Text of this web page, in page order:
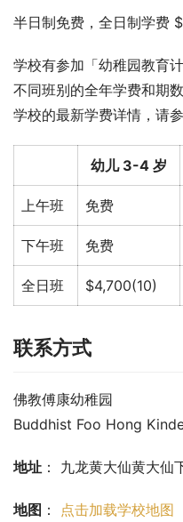
半日制免费，全日制学费
学校有参加「幼稚园教育
不同班别的全年学费和期
学校的最新学费详情，请
幼儿 3-4 岁
上午班 免费
下午班 免费
全日班 $4,700(10)
联系方式
佛教傅康幼稚园
Buddhist Foo Hong
地址 ： 九龙黄大仙黄大仙
地图 ： 点击加载学校地图